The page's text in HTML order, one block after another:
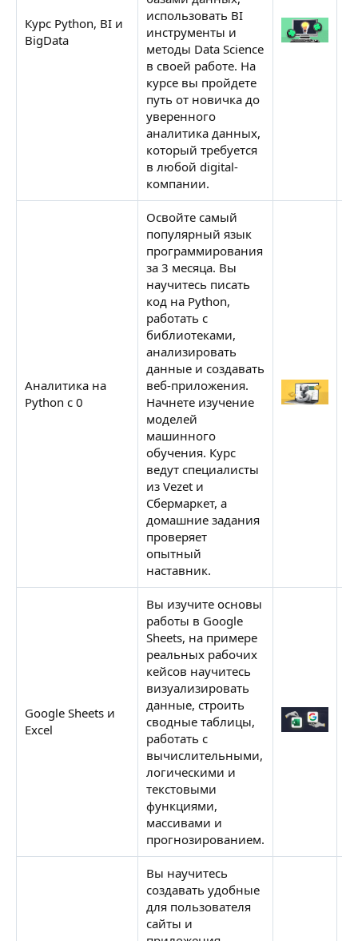
Курс Python, BI и
BigData
использовать BI
инструменты и
методы Data Science
в своей работе. На
курсе вы пройдете
путь от новичка до
уверенного
аналитика данных,
который требуется
в любой digital-
компании.
Аналитика на
Python c 0
Освойте самый
популярный язык
программирования
за 3 месяца. Вы
научитесь писать
код на Python,
работать с
библиотеками,
анализировать
данные и создавать
веб-приложения.
Начнете изучение
моделей
машинного
обучения. Курс
ведут специалисты
из Vezet и
Сбермаркет, а
домашние задания
проверяет
опытный
наставник.
Google Sheets и
Exсel
Вы изучите основы
работы в Google
Sheets, на примере
реальных рабочих
кейсов научитесь
визуализировать
данные, строить
сводные таблицы,
работать с
вычислительными,
логическими и
текстовыми
функциями,
массивами и
прогнозированием.
Вы научитесь
создавать удобные
для пользователя
сайты и